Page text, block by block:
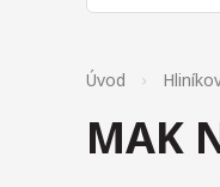
Úvod
MAK